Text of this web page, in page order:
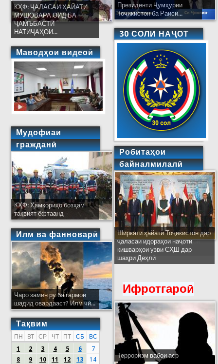
КҲФ: ҶАЛАСАИ ҲАЙАТИ
МУШОВАРА ОИД БА
ҶАМЪБАСТИ
НАТИҶАҲОИ...
Маводҳои видеоӣ
Мудофиаи
гражданӣ
КҲФ: Ҳамкориҳо бозҳам
тақвият ёфтаанд
Илм ва фанноварӣ
Чаро замин рӯ ба гармои
шадид овардааст? Илм чӣ...
Тақвим
ПН ВТ СР ЧТ ПТ СБ
ВС
1
2 3 4 5 6
7
8
9 10 11 12 13
14
Президенти Ҷумҳурии
Тоҷикистон ба Раиси...
30 СОЛИ НАҶОТ
Робитаҳои
байналмилалӣ
Ширкати ҳайати Тоҷикистон дар
ҷаласаи идораҳои наҷоти
кишварҳои узви СҲШ дар
шаҳри Деҳлӣ
Ифротгароӣ
Терроризм вабои аср